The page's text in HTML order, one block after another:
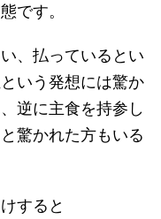
です。
、払っているとい
いう発想には驚か
逆に主食を持参し
驚かれた方もいる
すると